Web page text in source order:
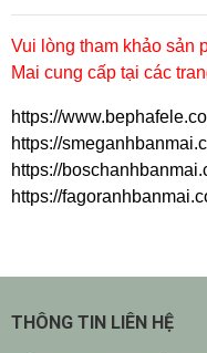
Vui lòng tham khảo sản
Mai cung cấp tại các
https://
https://
https://
https://
THÔNG TIN LIÊN HỆ